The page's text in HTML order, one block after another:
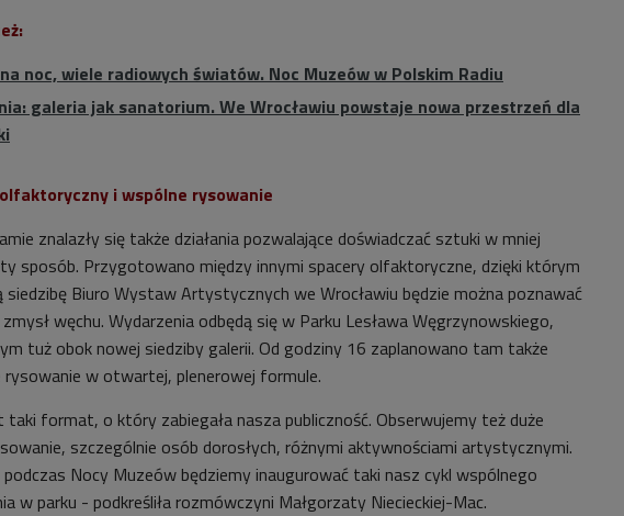
noc, wiele radiowych światów. Noc Muzeów w Polskim Radiu
galeria jak sanatorium. We Wrocławiu powstaje nowa przestrzeń dla
i wspólne rysowanie
znalazły się także działania pozwalające doświadczać sztuki w mniej
sposób. Przygotowano między innymi spacery olfaktoryczne, dzięki którym
siedzibę Biuro Wystaw Artystycznych we Wrocławiu będzie można poznawać
węchu. Wydarzenia odbędą się w Parku Lesława Węgrzynowskiego,
tuż obok nowej siedziby galerii. Od godziny 16 zaplanowano tam także
rysowanie w otwartej, plenerowej formule.
format, o który zabiegała nasza publiczność. Obserwujemy też duże
szczególnie osób dorosłych, różnymi aktywnościami artystycznymi.
Nocy Muzeów będziemy inaugurować taki nasz cykl wspólnego
w parku - podkreśliła rozmówczyni Małgorzaty Niecieckiej-Mac.